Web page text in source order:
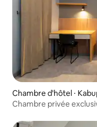
Chambre d'hôtel ⋅
Chambre privée